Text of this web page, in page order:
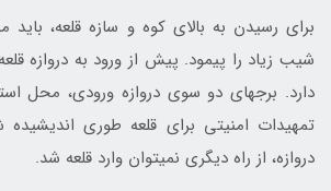
برای رسیدن به بالای کوه و سازه قلعه، باید
شیب زیاد را پیمود. پیش از ورود به دروازه
تمهیدات امنیتی برای قلعه طوری
دروازه، از راه دیگری نمی‎توان وارد قلعه شد.